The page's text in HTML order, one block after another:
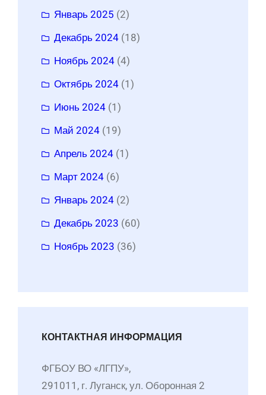
Январь 2025 (2)
Декабрь 2024 (18)
Ноябрь 2024 (4)
Октябрь 2024 (1)
Июнь 2024 (1)
Май 2024 (19)
Апрель 2024 (1)
Март 2024 (6)
Январь 2024 (2)
Декабрь 2023 (60)
Ноябрь 2023 (36)
КОНТАКТНАЯ ИНФОРМАЦИЯ
ФГБОУ ВО «ЛГПУ»,
291011, г. Луганск, ул. Оборонная 2